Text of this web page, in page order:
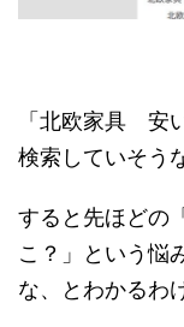
「北欧家具 安
検索していそう
すると先ほどの
こ？」という悩
な、とわかるわ